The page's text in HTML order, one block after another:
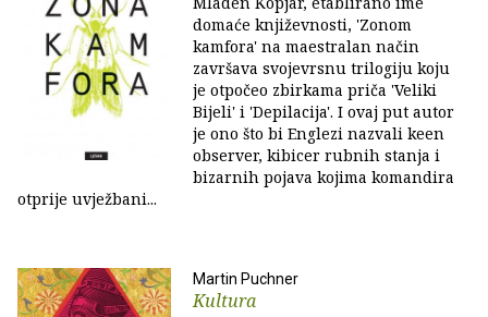
domaće književnosti, 'Zonom
kamfora' na maestralan način
završava svojevrsnu trilogiju koju
je otpočeo zbirkama priča 'Veliki
Bijeli' i 'Depilacija'. I ovaj put autor
je ono što bi Englezi nazvali keen
observer, kibicer rubnih stanja i
bizarnih pojava kojima komandira
otprije uvježbani...
Martin Puchner
Kultura